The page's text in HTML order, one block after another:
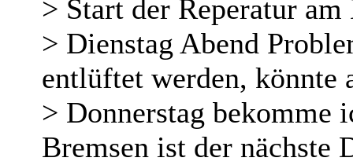
> Start der Reperatur am
> Dienstag Abend
entlüftet werden,
> Donnerstag
Bremsen ist der nächste